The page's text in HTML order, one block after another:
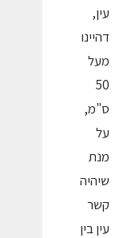
עין,
דהיינו
מעל
50
ס"מ,
על
מנת
שיהיה
קשר
עין בין